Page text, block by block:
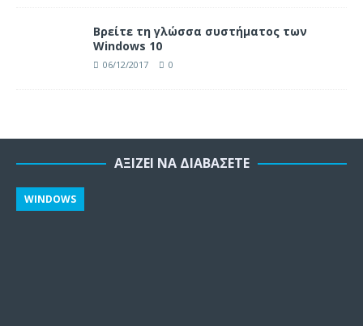
Βρείτε τη γλώσσα συστήματος των
Windows 10
06/12/2017 0
ΑΞΊΖΕΙ ΝΑ ΔΙΑΒΆΣΕΤΕ
WINDOWS